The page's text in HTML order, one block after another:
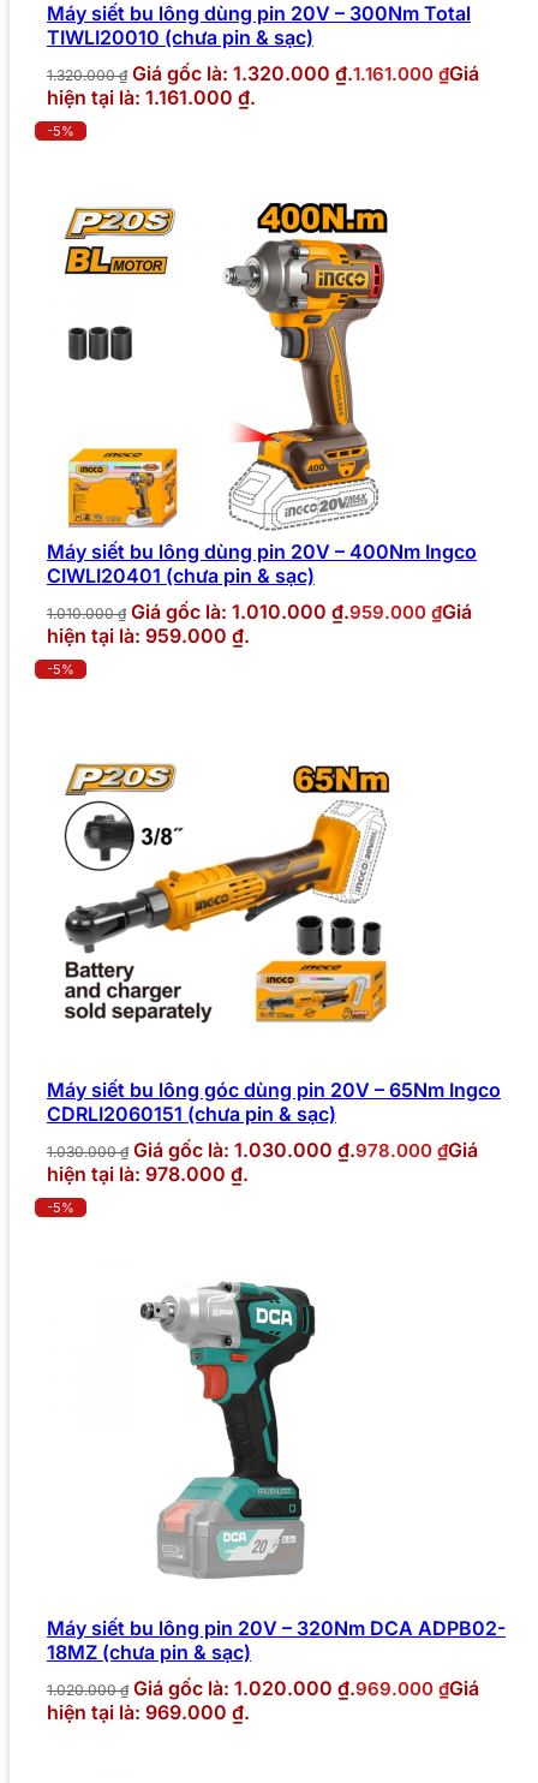
Máy siết bu lông dùng pin 20V – 300Nm Total
TIWLI20010 (chưa pin & sạc)
1.320.000₫ Giá gốc là: 1.320.000 ₫.1.161.000 ₫Giá
hiện tại là: 1.161.000 ₫.
-5%
Máy siết bu lông dùng pin 20V – 400Nm Ingco
CIWLI20401 (chưa pin & sạc)
1.010.000₫ Giá gốc là: 1.010.000 ₫.959.000 ₫Giá
hiện tại là: 959.000 ₫.
-5%
Máy siết bu lông góc dùng pin 20V – 65Nm Ingco
CDRLI2060151 (chưa pin & sạc)
1.030.000₫ Giá gốc là: 1.030.000 ₫.978.000 ₫Giá
hiện tại là: 978.000 ₫.
-5%
Máy siết bu lông pin 20V – 320Nm DCA ADPB02-
18MZ (chưa pin & sạc)
1.020.000₫ Giá gốc là: 1.020.000 ₫.969.000 ₫Giá
hiện tại là: 969.000 ₫.